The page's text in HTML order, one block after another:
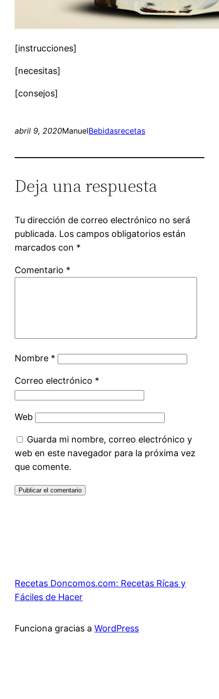
[instrucciones]
[necesitas]
[consejos]
abril 9, 2020ManuelBebidasrecetas
Deja una respuesta
Tu dirección de correo electrónico no será
publicada. Los campos obligatorios están
marcados con *
Comentario *
Nombre *
Correo electrónico *
Web
Guarda mi nombre, correo electrónico y
web en este navegador para la próxima vez
que comente.
Recetas Doncomos.com: Recetas Rícas y
Fáciles de Hacer
Funciona gracias aWordPress